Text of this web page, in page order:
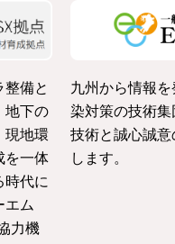
備と
地下の
現地環
を一体
時代に
エム
力機
九州から情報
染対策の技術
技術と誠心誠
します。